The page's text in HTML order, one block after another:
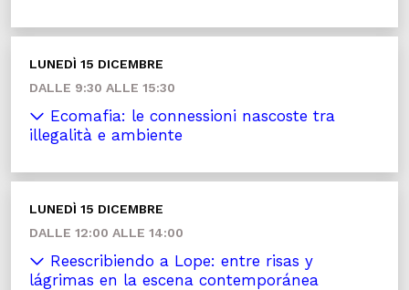
LUNEDÌ 15 DICEMBRE
DALLE 9:30 ALLE 15:30
Ecomafia: le connessioni nascoste tra
illegalità e ambiente
LUNEDÌ 15 DICEMBRE
DALLE 12:00 ALLE 14:00
Reescribiendo a Lope: entre risas y
lágrimas en la escena contemporánea